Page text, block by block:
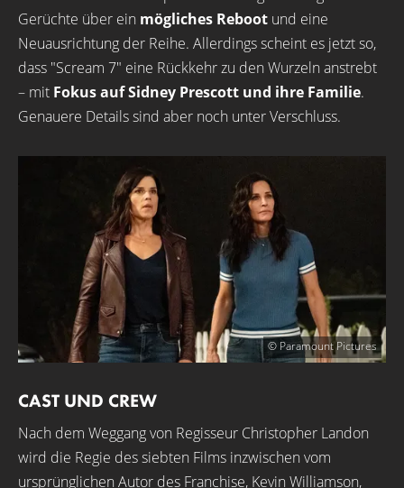
Gerüchte über ein mögliches Reboot und eine
Neuausrichtung der Reihe. Allerdings scheint es jetzt so,
dass "Scream 7" eine Rückkehr zu den Wurzeln anstrebt
– mit Fokus auf Sidney Prescott und ihre Familie.
Genauere Details sind aber noch unter Verschluss.
© Paramount Pictures
CAST UND CREW
Nach dem Weggang von Regisseur Christopher Landon
wird die Regie des siebten Films inzwischen vom
ursprünglichen Autor des Franchise, Kevin Williamson,